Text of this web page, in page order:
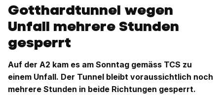
Gotthardtunnel wegen
Unfall mehrere Stunden
gesperrt
Auf der A2 kam es am Sonntag gemäss TCS zu
einem Unfall. Der Tunnel bleibt voraussichtlich noch
mehrere Stunden in beide Richtungen gesperrt.